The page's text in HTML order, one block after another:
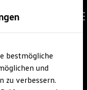
bestmögliche
und
zu verbessern.